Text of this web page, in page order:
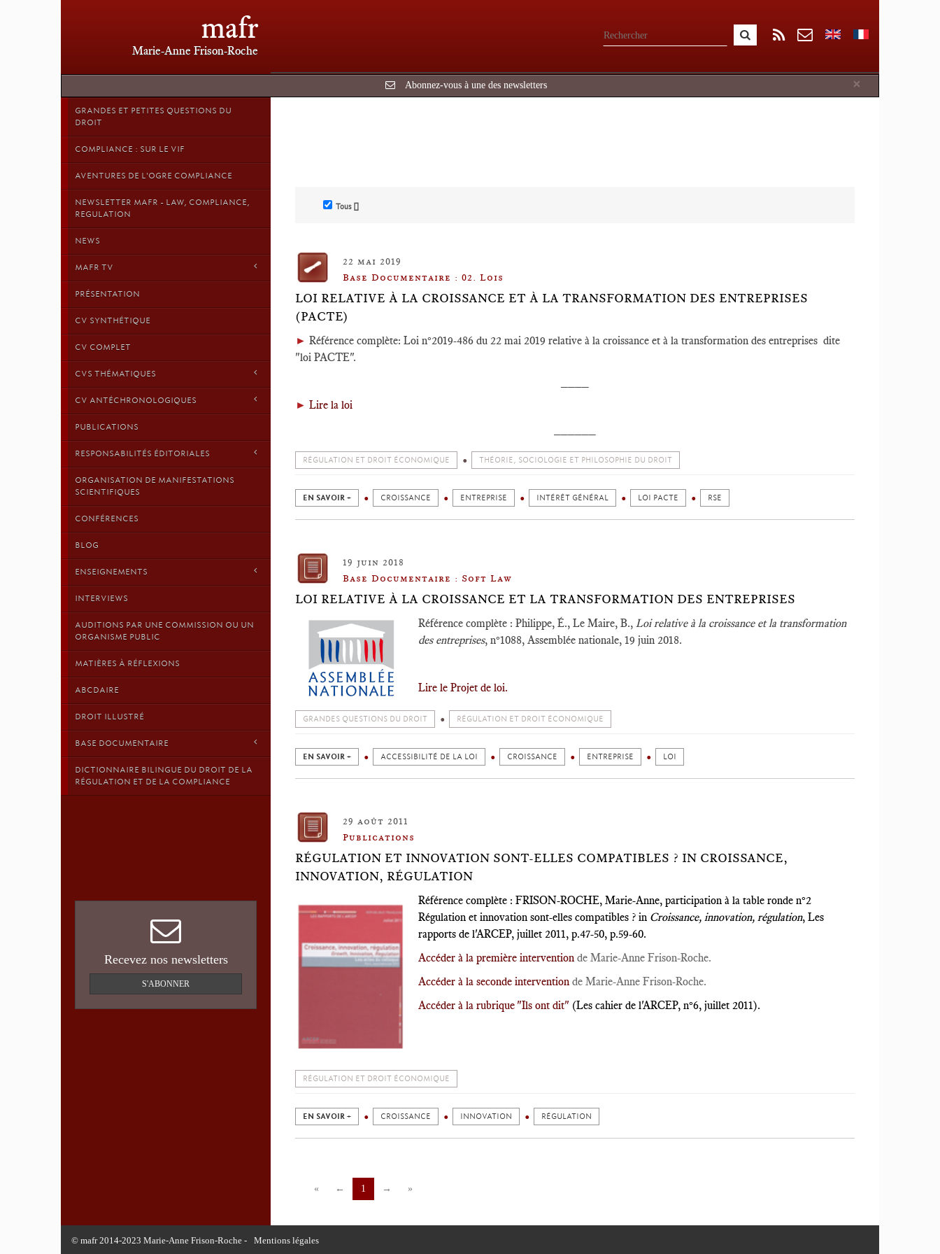
mafr
Marie-Anne Frison-Roche
×
Abonnez-vous à une des newsletters
GRANDES ET PETITES QUESTIONS DU
DROIT
COMPLIANCE : SUR LE VIF
AVENTURES DE L'OGRE COMPLIANCE
NEWSLETTER MAFR - LAW, COMPLIANCE,
REGULATION
NEWS
MAFR TV
PRÉSENTATION
CV SYNTHÉTIQUE
CV COMPLET
CVS THÉMATIQUES
CV ANTÉCHRONOLOGIQUES
PUBLICATIONS
RESPONSABILITÉS ÉDITORIALES
ORGANISATION DE MANIFESTATIONS
SCIENTIFIQUES
CONFÉRENCES
BLOG
ENSEIGNEMENTS
INTERVIEWS
AUDITIONS PAR UNE COMMISSION OU UN
ORGANISME PUBLIC
MATIÈRES À RÉFLEXIONS
ABCDAIRE
DROIT ILLUSTRÉ
BASE DOCUMENTAIRE
DICTIONNAIRE BILINGUE DU DROIT DE LA
RÉGULATION ET DE LA COMPLIANCE
Recevez nos newsletters
S'ABONNER
Tous []
22 mai 2019
Base Documentaire : 02. Lois
LOI RELATIVE À LA CROISSANCE ET À LA TRANSFORMATION DES ENTREPRISES
(PACTE)
► Référence complète: Loi n°2019-486 du 22 mai 2019 relative à la croissance et à la transformation des entreprises dite
"loi PACTE".
► Lire la loi
RÉGULATION ET DROIT ÉCONOMIQUE THÉORIE, SOCIOLOGIE ET PHILOSOPHIE DU DROIT
EN SAVOIR + CROISSANCE ENTREPRISE INTÉRÊT GÉNÉRAL LOI PACTE RSE
19 juin 2018
Base Documentaire : Soft Law
LOI RELATIVE À LA CROISSANCE ET LA TRANSFORMATION DES ENTREPRISES
Référence complète : Philippe, É., Le Maire, B., Loi relative à la croissance et la transformation
des entreprises, n°1088, Assemblée nationale, 19 juin 2018.
Lire le Projet de loi.
GRANDES QUESTIONS DU DROIT RÉGULATION ET DROIT ÉCONOMIQUE
EN SAVOIR + ACCESSIBILITÉ DE LA LOI CROISSANCE ENTREPRISE LOI
29 août 2011
Publications
RÉGULATION ET INNOVATION SONT-ELLES COMPATIBLES ? IN CROISSANCE,
INNOVATION, RÉGULATION
Référence complète : FRISON-ROCHE, Marie-Anne, participation à la table ronde n°2
Régulation et innovation sont-elles compatibles ? in Croissance, innovation, régulation, Les
rapports de l'ARCEP, juillet 2011, p.47-50, p.59-60.
Accéder à la première intervention de Marie-Anne Frison-Roche.
Accéder à la seconde intervention de Marie-Anne Frison-Roche.
Accéder à la rubrique "Ils ont dit" (Les cahier de l'ARCEP, n°6, juillet 2011).
RÉGULATION ET DROIT ÉCONOMIQUE
EN SAVOIR + CROISSANCE INNOVATION RÉGULATION
« ← 1 → »
© mafr 2014-2023 Marie-Anne Frison-Roche - Mentions légales